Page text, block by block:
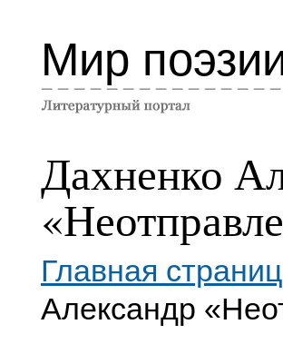
Мир
Дахненко
Главная
Александр